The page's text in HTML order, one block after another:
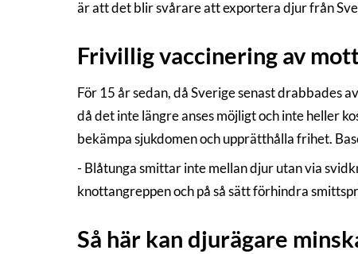
är att det blir svårare att exportera djur från
Frivillig vaccinering av
För 15 år sedan, då Sverige senast drabbades
då det inte längre anses möjligt och inte heller
bekämpa sjukdomen och upprätthålla frihet.
- Blåtunga smittar inte mellan djur utan via
knottangreppen och på så sätt förhindra
Så här kan djurägare